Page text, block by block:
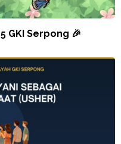
GKI Serpong 🎉